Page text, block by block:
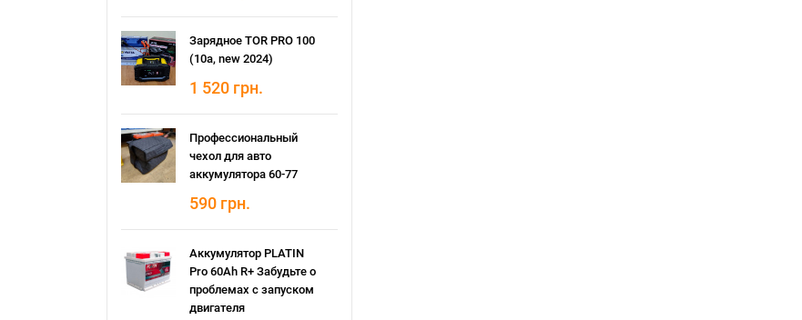
Зарядное TOR PRO 100
(10а, new 2024)
1 520 грн.
Профессиональный
чехол для авто
аккумулятора 60-77
590 грн.
Аккумулятор PLATIN
Pro 60Ah R+ Забудьте о
проблемах с запуском
двигателя